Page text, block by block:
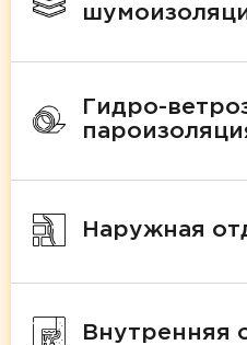
Гидро-
Наружная
Внутренняя